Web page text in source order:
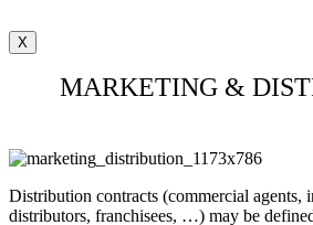
X
MARKETING &
Distribution contracts (commercial agents,
distributors, franchisees, …) may be